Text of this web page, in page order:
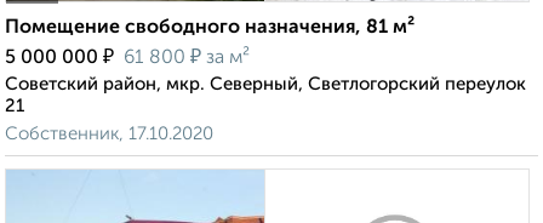
Помещение свободного назначения, 81 м²
5 000 000 ₽ 61 800 ₽ за м²
Советский район, мкр. Северный, Светлогорский переулок
21
Собственник, 17.10.2020